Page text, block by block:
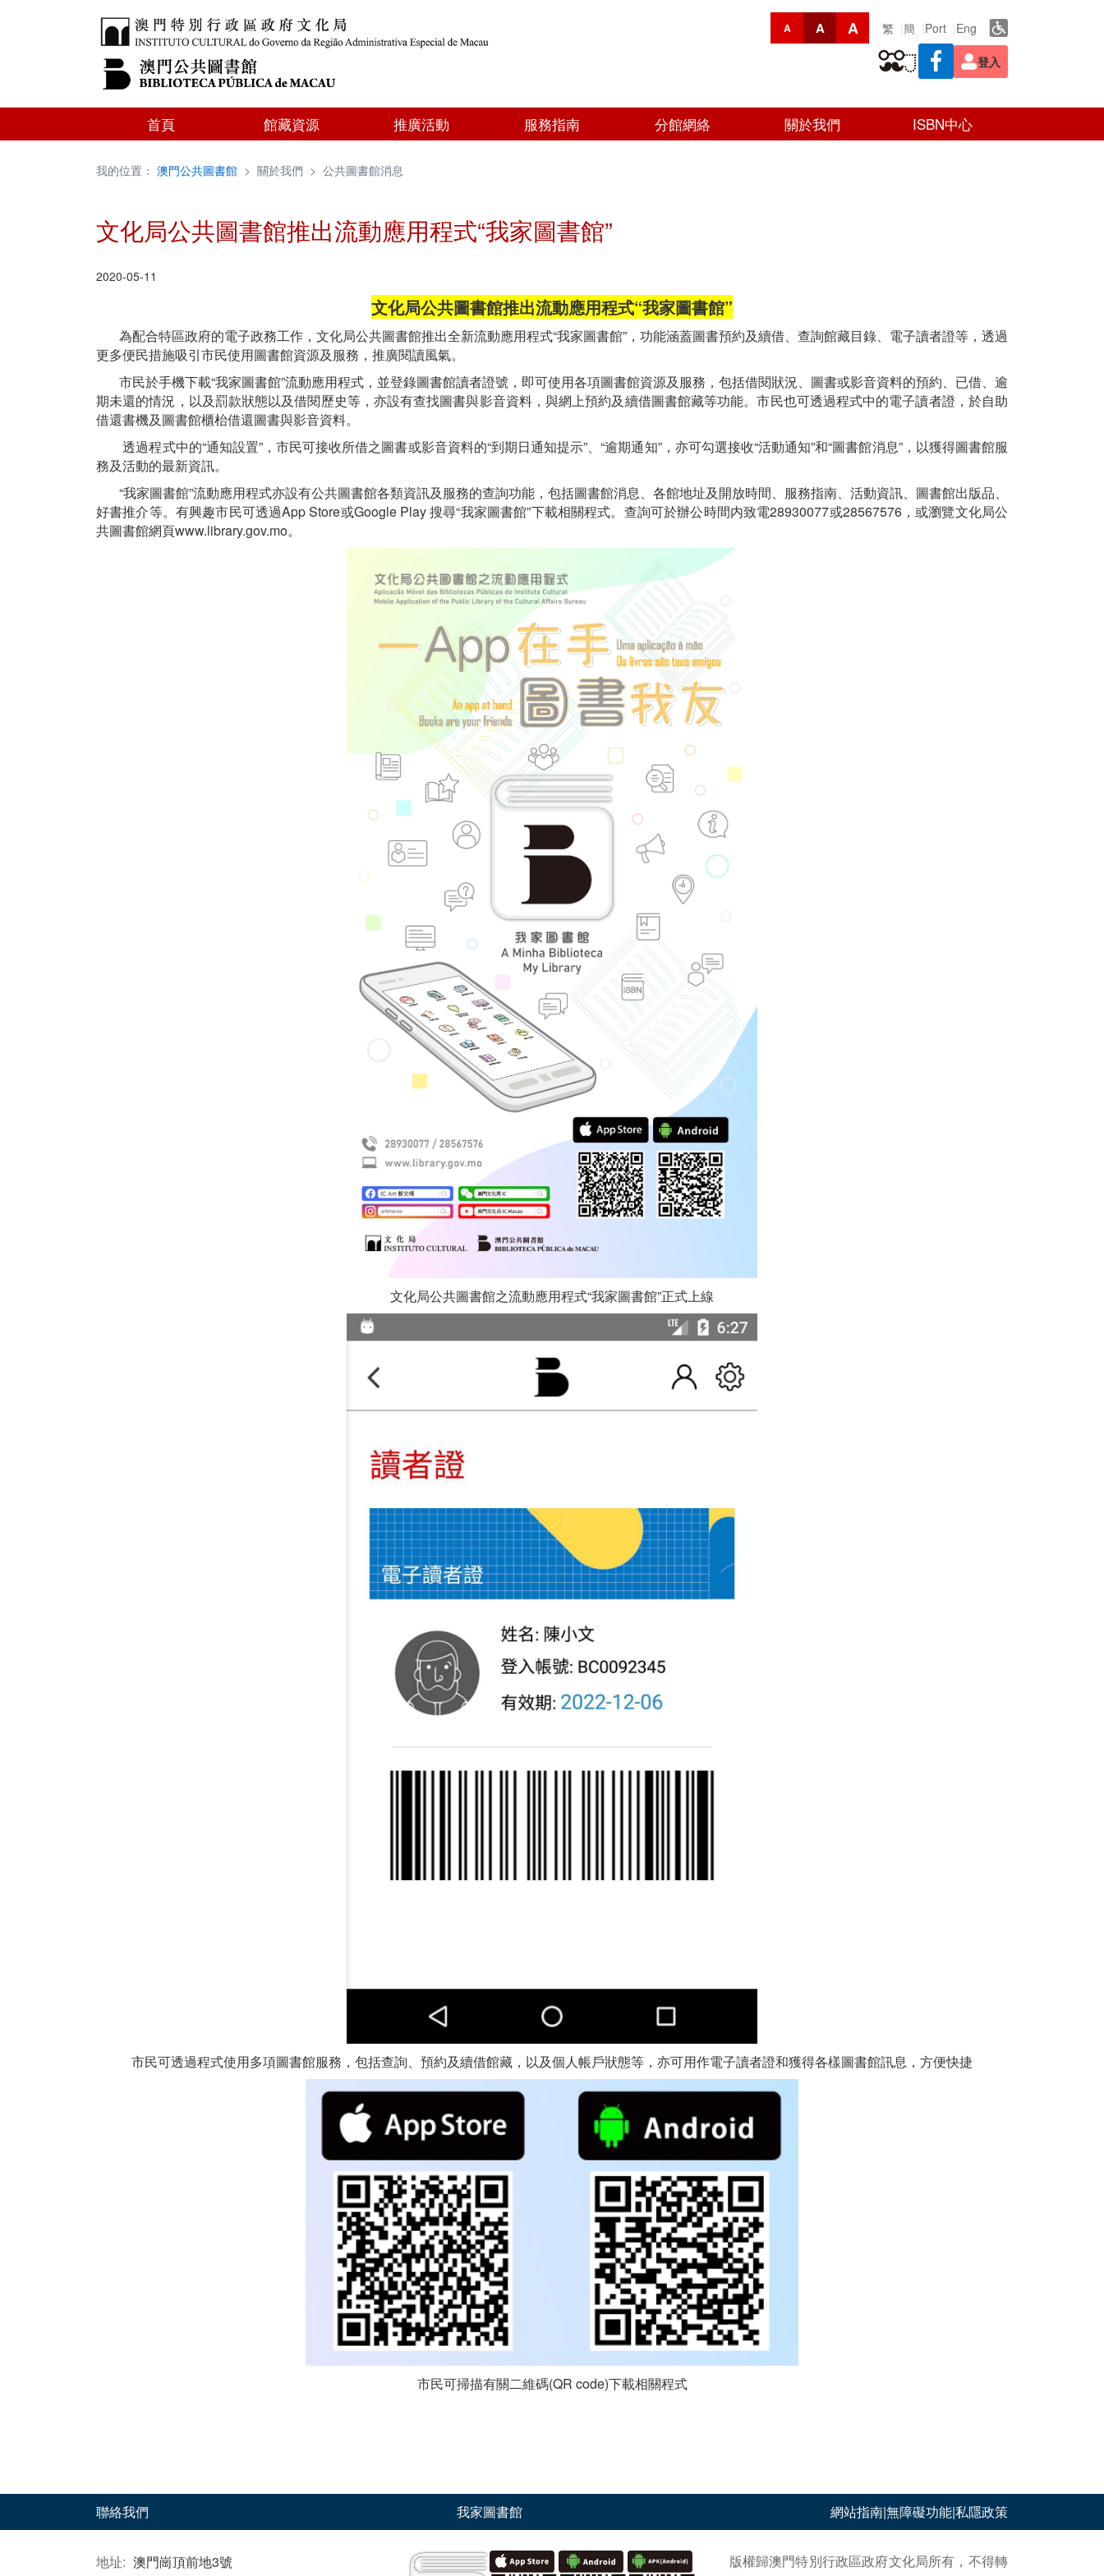
A A A 繁 簡 Port Eng
登入
首頁 館藏資源 推廣活動 服務指南 分館網絡 關於我們 ISBN中心
我的位置： 澳門公共圖書館 > 關於我們 > 公共圖書館消息
文化局公共圖書館推出流動應用程式“我家圖書館”
2020-05-11
文化局公共圖書館推出流動應用程式“我家圖書館”
為配合特區政府的電子政務工作，文化局公共圖書館推出全新流動應用程式“我家圖書館”，功能涵蓋圖書預約及續借、查詢館藏目錄、電子讀者證等，透過
更多便民措施吸引市民使用圖書館資源及服務，推廣閱讀風氣。
市民於手機下載“我家圖書館”流動應用程式，並登錄圖書館讀者證號，即可使用各項圖書館資源及服務，包括借閱狀況、圖書或影音資料的預約、已借、逾
期未還的情況，以及罰款狀態以及借閱歷史等，亦設有查找圖書與影音資料，與網上預約及續借圖書館藏等功能。市民也可透過程式中的電子讀者證，於自助
借還書機及圖書館櫃枱借還圖書與影音資料。
透過程式中的“通知設置”，市民可接收所借之圖書或影音資料的“到期日通知提示”、“逾期通知”，亦可勾選接收“活動通知”和“圖書館消息”，以獲得圖書館服
務及活動的最新資訊。
“我家圖書館”流動應用程式亦設有公共圖書館各類資訊及服務的查詢功能，包括圖書館消息、各館地址及開放時間、服務指南、活動資訊、圖書館出版品、
好書推介等。有興趣市民可透過App Store或Google Play 搜尋“我家圖書館”下載相關程式。查詢可於辦公時間内致電28930077或28567576，或瀏覽文化局公
共圖書館網頁www.library.gov.mo。
文化局公共圖書館之流動應用程式“我家圖書館”正式上線
市民可透過程式使用多項圖書館服務，包括查詢、預約及續借館藏，以及個人帳戶狀態等，亦可用作電子讀者證和獲得各樣圖書館訊息，方便快捷
市民可掃描有關二維碼(QR code)下載相關程式
聯絡我們 我家圖書館 網站指南|無障礙功能|私隱政策
地址: 澳門崗頂前地3號
版權歸澳門特別行政區政府文化局所有，不得轉